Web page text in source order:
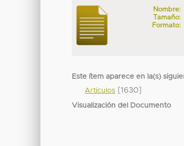
Nombre:
Tamaño:
Formato:
Este ítem aparece en la(s)
Artículos [1630]
Visualización del Documento